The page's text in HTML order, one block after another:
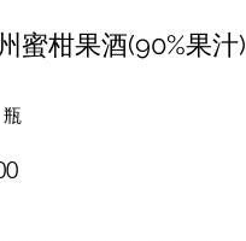
蜜柑果酒(90%果汁)
價